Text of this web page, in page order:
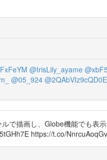
@IrisLily_ayame
@05_924
で描画し、Globe機能でも表
https://t.co/NnrcuAoqGv